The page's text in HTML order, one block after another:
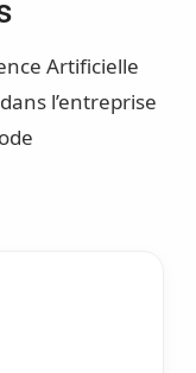
Artificielle
l’entreprise